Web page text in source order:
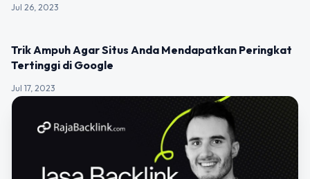
Jul 26, 2023
Trik Ampuh Agar Situs Anda Mendapatkan Peringkat
Tertinggi di Google
Jul 17, 2023